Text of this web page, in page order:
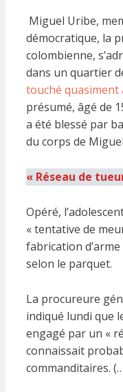
Miguel Uribe,
démocratique, la
colombienne,
dans un quartier
touché
présumé, âgé de
a été blessé par
du corps de
« Réseau de
Opéré,
« tentative de
fabrication
selon le parquet.
La procureure
indiqué lundi que
engagé par un «
connaissait
commanditaires.